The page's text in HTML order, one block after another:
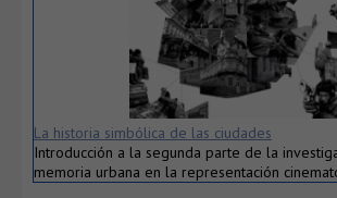
La historia simbólica de las ciudades
Introducción a la segunda parte de la
memoria urbana en la representación